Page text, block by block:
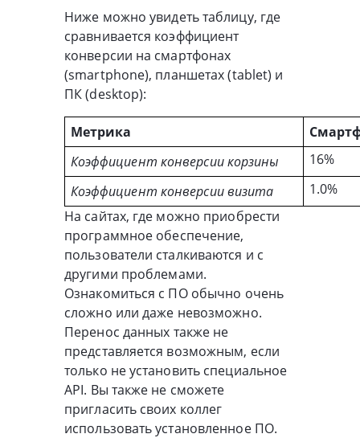
Ниже можно увидеть таблицу, где
сравнивается коэффициент
конверсии на смартфонах
(smartphone), планшетах (tablet) и
ПК (desktop):
Метрика
Коэффициент конверсии корзины
16%
Коэффициент конверсии визита
1.0%
На сайтах, где можно приобрести
программное обеспечение,
пользователи сталкиваются и с
другими проблемами.
Ознакомиться с ПО обычно очень
сложно или даже невозможно.
Перенос данных также не
представляется возможным, если
только не установить специальное
API. Вы также не сможете
пригласить своих коллег
использовать установленное ПО.